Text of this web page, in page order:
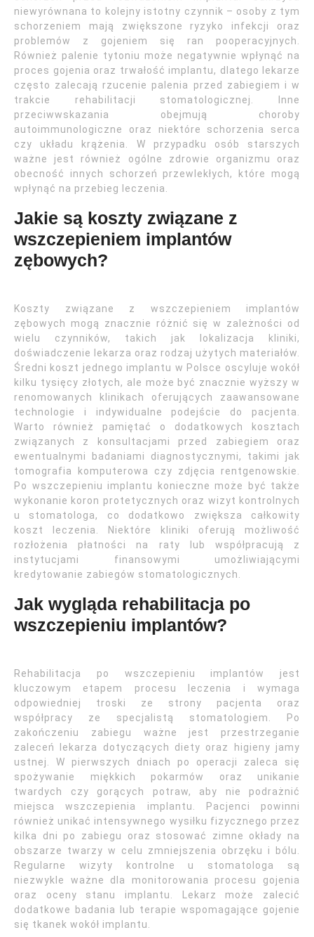
niewyrównana to kolejny istotny czynnik – osoby z tym
schorzeniem mają zwiększone ryzyko infekcji oraz
problemów z gojeniem się ran pooperacyjnych.
Również palenie tytoniu może negatywnie wpłynąć na
proces gojenia oraz trwałość implantu, dlatego lekarze
często zalecają rzucenie palenia przed zabiegiem i w
trakcie rehabilitacji stomatologicznej. Inne
przeciwwskazania obejmują choroby
autoimmunologiczne oraz niektóre schorzenia serca
czy układu krążenia. W przypadku osób starszych
ważne jest również ogólne zdrowie organizmu oraz
obecność innych schorzeń przewlekłych, które mogą
wpłynąć na przebieg leczenia.
Jakie są koszty związane z
wszczepieniem implantów
zębowych?
Koszty związane z wszczepieniem implantów
zębowych mogą znacznie różnić się w zależności od
wielu czynników, takich jak lokalizacja kliniki,
doświadczenie lekarza oraz rodzaj użytych materiałów.
Średni koszt jednego implantu w Polsce oscyluje wokół
kilku tysięcy złotych, ale może być znacznie wyższy w
renomowanych klinikach oferujących zaawansowane
technologie i indywidualne podejście do pacjenta.
Warto również pamiętać o dodatkowych kosztach
związanych z konsultacjami przed zabiegiem oraz
ewentualnymi badaniami diagnostycznymi, takimi jak
tomografia komputerowa czy zdjęcia rentgenowskie.
Po wszczepieniu implantu konieczne może być także
wykonanie koron protetycznych oraz wizyt kontrolnych
u stomatologa, co dodatkowo zwiększa całkowity
koszt leczenia. Niektóre kliniki oferują możliwość
rozłożenia płatności na raty lub współpracują z
instytucjami finansowymi umożliwiającymi
kredytowanie zabiegów stomatologicznych.
Jak wygląda rehabilitacja po
wszczepieniu implantów?
Rehabilitacja po wszczepieniu implantów jest
kluczowym etapem procesu leczenia i wymaga
odpowiedniej troski ze strony pacjenta oraz
współpracy ze specjalistą stomatologiem. Po
zakończeniu zabiegu ważne jest przestrzeganie
zaleceń lekarza dotyczących diety oraz higieny jamy
ustnej. W pierwszych dniach po operacji zaleca się
spożywanie miękkich pokarmów oraz unikanie
twardych czy gorących potraw, aby nie podrażnić
miejsca wszczepienia implantu. Pacjenci powinni
również unikać intensywnego wysiłku fizycznego przez
kilka dni po zabiegu oraz stosować zimne okłady na
obszarze twarzy w celu zmniejszenia obrzęku i bólu.
Regularne wizyty kontrolne u stomatologa są
niezwykle ważne dla monitorowania procesu gojenia
oraz oceny stanu implantu. Lekarz może zalecić
dodatkowe badania lub terapie wspomagające gojenie
się tkanek wokół implantu.